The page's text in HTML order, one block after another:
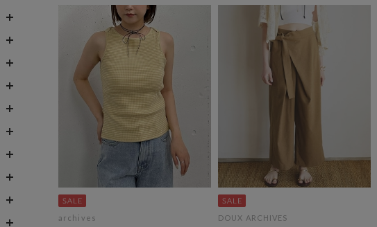
archives DOUX ARCHIVES